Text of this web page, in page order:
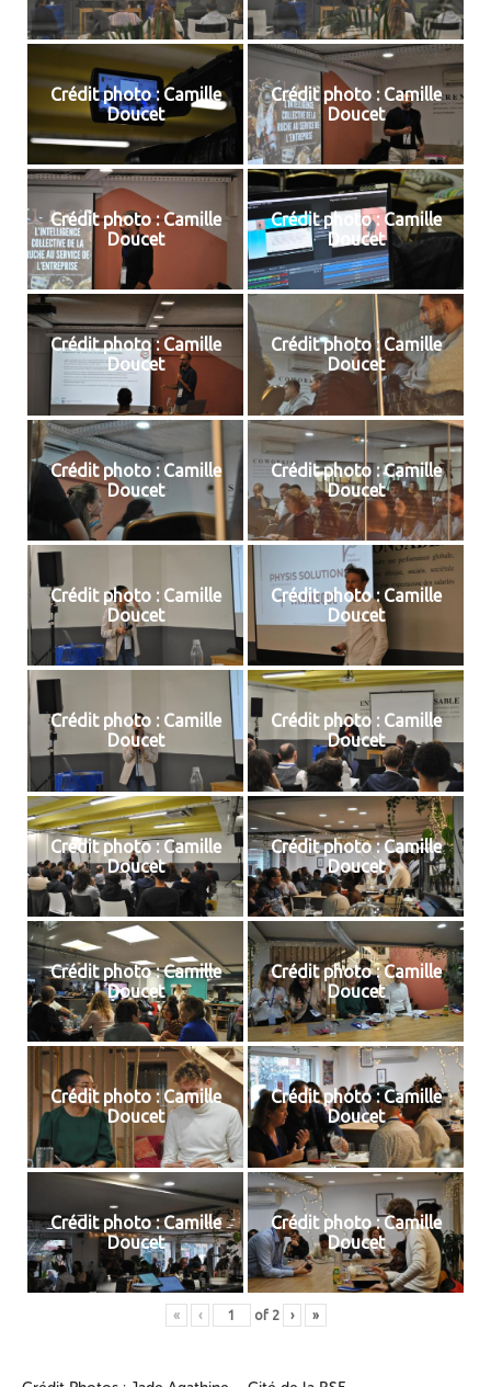
Crédit photo : Camille
Doucet
Crédit photo : Camille
Doucet
Crédit photo : Camille
Doucet
Crédit photo : Camille
Doucet
Crédit photo : Camille
Doucet
Crédit photo : Camille
Doucet
Crédit photo : Camille
Doucet
Crédit photo : Camille
Doucet
Crédit photo : Camille
Doucet
Crédit photo : Camille
Doucet
Crédit photo : Camille
Doucet
Crédit photo : Camille
Doucet
Crédit photo : Camille
Doucet
Crédit photo : Camille
Doucet
Crédit photo : Camille
Doucet
Crédit photo : Camille
Doucet
Crédit photo : Camille
Doucet
Crédit photo : Camille
Doucet
Crédit photo : Camille
Doucet
Crédit photo : Camille
Doucet
« ‹ of 2 › »